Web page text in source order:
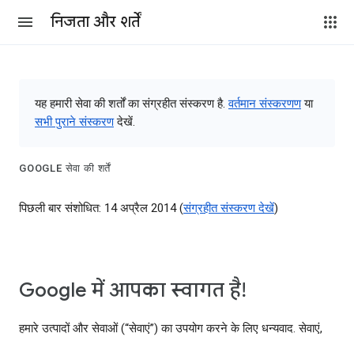
निजता और शर्तें
यह हमारी सेवा की शर्तों का संग्रहीत संस्करण है.वर्तमान संस्करणणया
सभी पुराने संस्करणदेखें.
GOOGLE सेवा की शर्तें
पिछली बार संशोधित: 14 अप्रैल 2014 (संग्रहीत संस्‍करण देखें)
Google में आपका स्‍वागत है!
हमारे उत्‍पादों और सेवाओं (“सेवाएं”) का उपयोग करने के लिए धन्‍यवाद. सेवाएं,